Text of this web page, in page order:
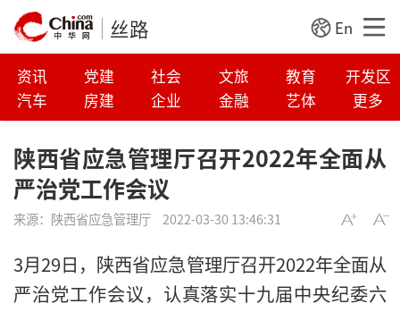
丝路 En
资讯 党建 社会 文旅 教育
开发区
汽车
房建 企业 金融 艺体 更多
陕西省应急管理厅召开2022年全面从
严治党工作会议
来源： 陕西省应急管理厅 2022-03-30 13:46:31
3月29日，陕西省应急管理厅召开2022年全面从
严治党工作会议，认真落实十九届中央纪委六